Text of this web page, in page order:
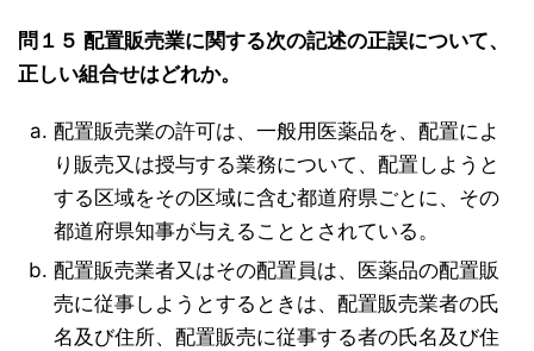
問１５ 配置販売業に関する次の記述の正誤について、
正しい組合せはどれか。
配置販売業の許可は、一般用医薬品を、配置によ
り販売又は授与する業務について、配置しようと
する区域をその区域に含む都道府県ごとに、その
都道府県知事が与えることとされている。
配置販売業者又はその配置員は、医薬品の配置販
売に従事しようとするときは、配置販売業者の氏
名及び住所、配置販売に従事する者の氏名及び住